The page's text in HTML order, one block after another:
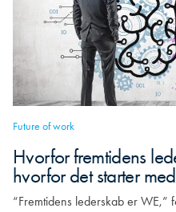
Future of work
Hvorfor fremtidens
hvorfor det starter
“Fremtidens lederskab er